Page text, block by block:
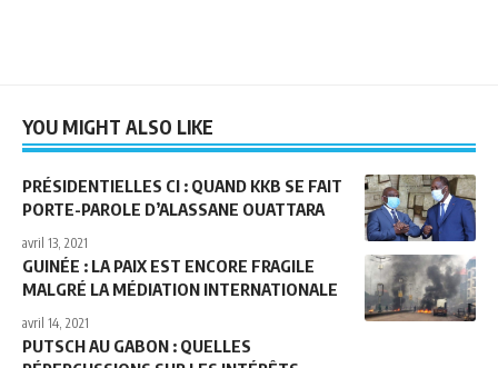
YOU MIGHT ALSO LIKE
PRÉSIDENTIELLES CI : QUAND KKB SE FAIT
PORTE-PAROLE D’ALASSANE OUATTARA
avril 13, 2021
GUINÉE : LA PAIX EST ENCORE FRAGILE
MALGRÉ LA MÉDIATION INTERNATIONALE
avril 14, 2021
PUTSCH AU GABON : QUELLES